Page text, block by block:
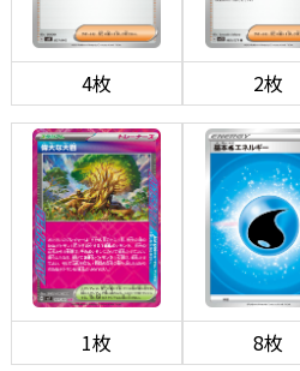
4枚 2枚
1枚 8枚